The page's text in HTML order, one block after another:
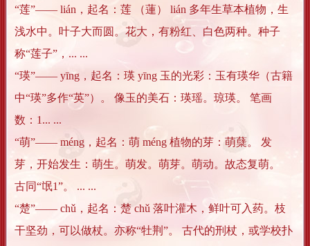
“莲”―― lián，起名：莲 （蓮） lián 多年生草本植物，生
浅水中。叶子大而圆。花大，有粉红、白色两种。种子
称“莲子”，... ...
“瑛”―― yīng，起名：瑛 yīng 玉的光彩：玉有瑛华（古籍
中“瑛”多作“英”）。 像玉的美石：瑛瑶。琼瑛。 笔画
数：1... ...
“萌”―― méng，起名：萌 méng 植物的芽：萌蘖。 发
芽，开始发生：萌生。萌发。萌芽。萌动。故态复萌。
古同“氓1”。 ... ...
“楚”―― chǔ，起名：楚 chǔ 落叶灌木，鲜叶可入药。枝
干坚劲，可以做杖。亦称“牡荆”。 古代的刑杖，或学校扑